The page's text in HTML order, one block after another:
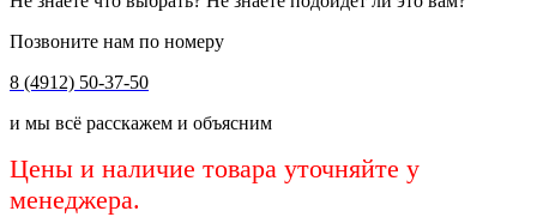
Позвоните нам по номеру
8 (4912) 50-37-50
и мы всё расскажем и объясним
Цены и наличие товара уточняйте у
менеджера.